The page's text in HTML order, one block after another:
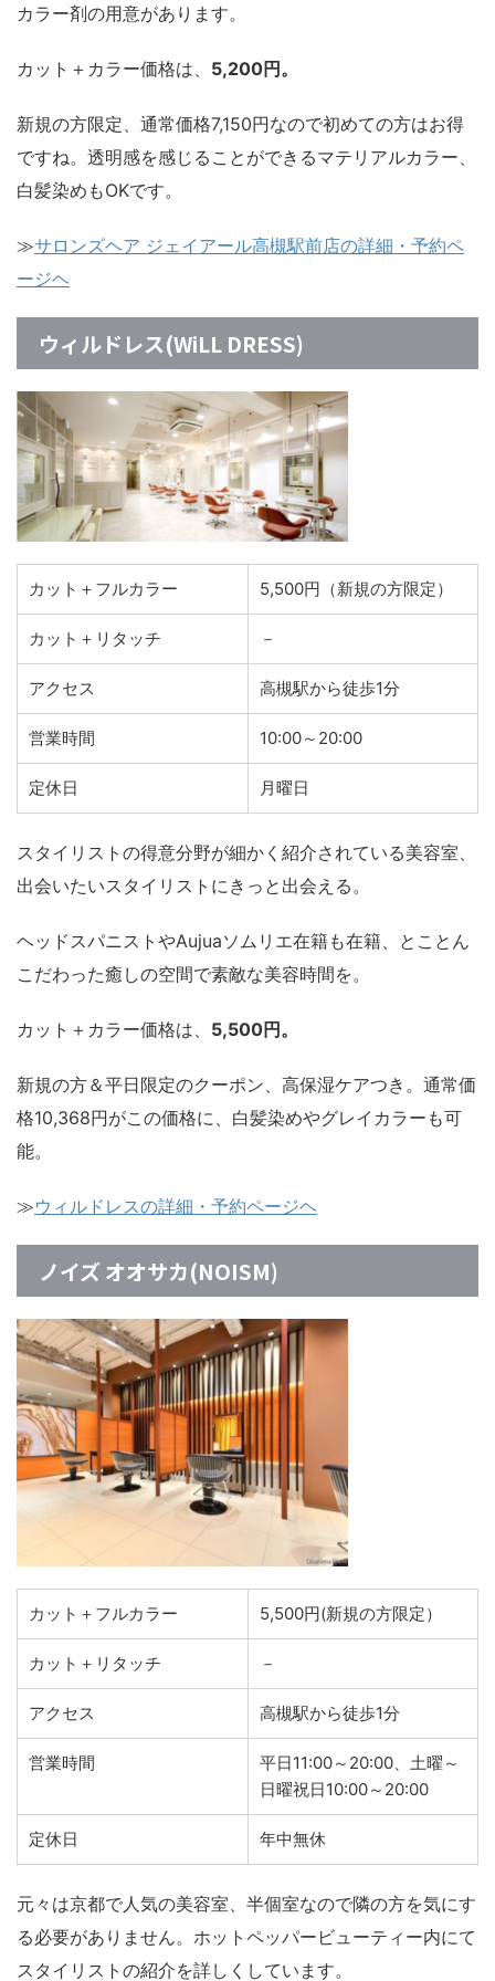
カラー剤の用意があります。
カット＋カラー価格は、 5,200円。
新規の方限定、通常価格7,150円なので初めての方はお得
ですね。透明感を感じることができるマテリアルカラー、
白髪染めもOKです。
≫サロンズヘア ジェイアール高槻駅前店の詳細・予約ペ
ージヘ
ウィルドレス(WiLL DRESS)
カット＋フルカラー 5,500円（新規の方限定）
カット＋リタッチ －
アクセス 高槻駅から徒歩1分
営業時間 10:00～20:00
定休日 月曜日
スタイリストの得意分野が細かく紹介されている美容室、
出会いたいスタイリストにきっと出会える。
ヘッドスパニストやAujuaソムリエ在籍も在籍、とことん
こだわった癒しの空間で素敵な美容時間を。
カット＋カラー価格は、 5,500円。
新規の方＆平日限定のクーポン、高保湿ケアつき。通常価
格10,368円がこの価格に、白髪染めやグレイカラーも可
能。
≫ウィルドレスの詳細・予約ページヘ
ノイズ オオサカ(NOISM)
カット＋フルカラー 5,500円(新規の方限定）
カット＋リタッチ －
アクセス 高槻駅から徒歩1分
営業時間
平日11:00～20:00、土曜～
日曜祝日10:00～20:00
定休日 年中無休
元々は京都で人気の美容室、半個室なので隣の方を気にす
る必要がありません。ホットペッパービューティー内にて
スタイリストの紹介を詳しくしています。